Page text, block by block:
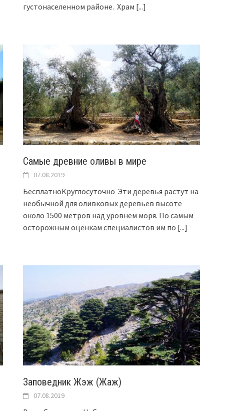
густонаселенном районе. Храм [...]
Самые древние оливы в мире
07.08.2019
БесплатноКруглосуточно Эти деревья растут на
необычной для оливковых деревьев высоте
около 1500 метров над уровнем моря. По самым
осторожным оценкам специалистов им по [...]
Заповедник Жэж (Жаж)
07.08.2019